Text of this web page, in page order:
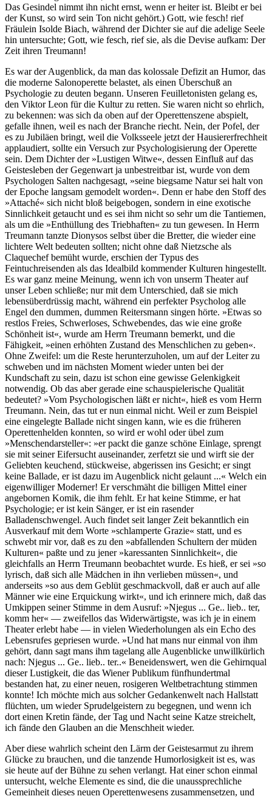
Das Gesindel nimmt ihn nicht ernst, wenn er heiter ist. Bleibt er bei
der Kunst, so wird sein Ton nicht gehört.) Gott, wie fesch! rief
Fräulein Isolde Biach, während der Dichter sie auf die adelige Seele
hin untersuchte; Gott, wie fesch, rief sie, als die Devise aufkam: Der
Zeit ihren Treumann!
Es war der Augenblick, da man das kolossale Defizit an Humor, das
die moderne Salonoperette belastet, als einen Überschuß an
Psychologie zu deuten begann. Unseren Feuilletonisten gelang es,
den Viktor Leon für die Kultur zu retten. Sie waren nicht so ehrlich,
zu bekennen: was sich da oben auf der Operettenszene abspielt,
gefalle ihnen, weil es nach der Branche riecht. Nein, der Pofel, der
es zu Jubiläen bringt, weil die Volksseele jetzt der Hausiererfrechheit
applaudiert, sollte ein Versuch zur Psychologisierung der Operette
sein. Dem Dichter der »Lustigen Witwe«, dessen Einfluß auf das
Geistesleben der Gegenwart ja unbestreitbar ist, wurde von dem
Psychologen Salten nachgesagt, »seine biegsame Natur sei halt von
der Epoche langsam gemodelt worden«. Denn er habe den Stoff des
»Attaché« sich nicht bloß beigebogen, sondern in eine exotische
Sinnlichkeit getaucht und es sei ihm nicht so sehr um die Tantiemen,
als um die »Enthüllung des Triebhaften« zu tun gewesen. In Herrn
Treumann tanzte Dionysos selbst über die Bretter, die wieder eine
lichtere Welt bedeuten sollten; nicht ohne daß Nietzsche als
Claquechef bemüht wurde, erschien der Typus des
Feintuchreisenden als das Idealbild kommender Kulturen hingestellt.
Es war ganz meine Meinung, wenn ich von unserm Theater auf
unser Leben schließe; nur mit dem Unterschied, daß sie mich
lebensüberdrüssig macht, während ein perfekter Psycholog alle
Engel den dummen, dummen Reitersmann singen hörte. »Etwas so
restlos Freies, Schwerloses, Schwebendes, das wie eine große
Schönheit ist«, wurde am Herrn Treumann bemerkt, und die
Fähigkeit, »einen erhöhten Zustand des Menschlichen zu geben«.
Ohne Zweifel: um die Reste herunterzuholen, um auf der Leiter zu
schweben und im nächsten Moment wieder unten bei der
Kundschaft zu sein, dazu ist schon eine gewisse Gelenkigkeit
notwendig. Ob das aber gerade eine schauspielerische Qualität
bedeutet? »Vom Psychologischen läßt er nicht«, hieß es vom Herrn
Treumann. Nein, das tut er nun einmal nicht. Weil er zum Beispiel
eine eingelegte Ballade nicht singen kann, wie es die früheren
Operettenhelden konnten, so wird er wohl oder übel zum
»Menschendarsteller«: »er packt die ganze schöne Einlage, sprengt
sie mit seiner Eifersucht auseinander, zerfetzt sie und wirft sie der
Geliebten keuchend, stückweise, abgerissen ins Gesicht; er singt
keine Ballade, er ist dazu im Augenblick nicht gelaunt ...« Welch ein
eigenwilliger Moderner! Er verschmäht die billigen Mittel einer
angebornen Komik, die ihm fehlt. Er hat keine Stimme, er hat
Psychologie; er ist kein Sänger, er ist ein rasender
Balladenschwengel. Auch findet seit langer Zeit bekanntlich ein
Ausverkauf mit dem Worte »schlamperte Grazie« statt, und es
schwebt mir vor, daß es zu den »abfallenden Schultern der müden
Kulturen« paßte und zu jener »karessanten Sinnlichkeit«, die
gleichfalls an Herrn Treumann beobachtet wurde. Es hieß, er sei »so
lyrisch, daß sich alle Mädchen in ihn verlieben müssen«, und
anderseits »so aus dem Geblüt geschmackvoll, daß er auch auf alle
Männer wie eine Erquickung wirkt«, und ich erinnere mich, daß das
Umkippen seiner Stimme in dem Ausruf: »Njegus ... Ge.. lieb.. ter,
komm her« — zweifellos das Widerwärtigste, was ich je in einem
Theater erlebt habe — in vielen Wiederholungen als ein Echo des
Lebensrufes gepriesen wurde. »Und hat mans nur einmal von ihm
gehört, dann sagt mans ihm tagelang alle Augenblicke unwillkürlich
nach: Njegus ... Ge.. lieb.. ter..« Beneidenswert, wen die Gehirnqual
dieser Lustigkeit, die das Wiener Publikum fünfhundertmal
bestanden hat, zu einer neuen, rosigeren Weltbetrachtung stimmen
konnte! Ich möchte mich aus solcher Gedankenwelt nach Hallstatt
flüchten, um wieder Sprudelgeistern zu begegnen, und wenn ich
dort einen Kretin fände, der Tag und Nacht seine Katze streichelt,
ich fände den Glauben an die Menschheit wieder.
Aber diese wahrlich scheint den Lärm der Geistesarmut zu ihrem
Glücke zu brauchen, und die tanzende Humorlosigkeit ist es, was
sie heute auf der Bühne zu sehen verlangt. Hat einer schon einmal
untersucht, welche Elemente es sind, die die unaussprechliche
Gemeinheit dieses neuen Operettenwesens zusammensetzen, und